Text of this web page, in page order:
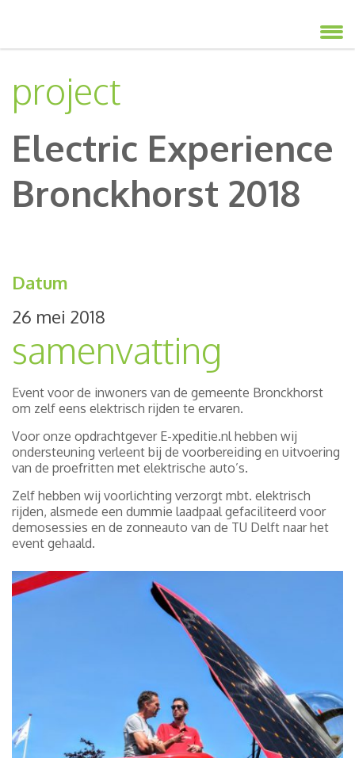
project
Electric Experience
Bronckhorst 2018
Datum
26 mei 2018
samenvatting
Event voor de inwoners van de gemeente Bronckhorst
om zelf eens elektrisch rijden te ervaren.
Voor onze opdrachtgever E-xpeditie.nl hebben wij
ondersteuning verleent bij de voorbereiding en uitvoering
van de proefritten met elektrische auto’s.
Zelf hebben wij voorlichting verzorgt mbt. elektrisch
rijden, alsmede een dummie laadpaal gefaciliteerd voor
demosessies en de zonneauto van de TU Delft naar het
event gehaald.